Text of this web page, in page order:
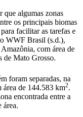
que algumas zonas
os principais biomas
facilitar as tarefas e
WWF Brasil (s.d.),
com área de
de Mato Grosso.
foram separadas, na
área de 144.583 km2.
encontrada entre a
área.